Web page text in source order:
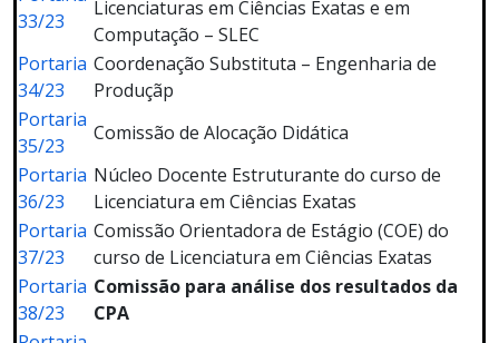
33/23
Licenciaturas em Ciências Exatas e em
Computação – SLEC
Portaria
34/23
Coordenação Substituta – Engenharia de
Produçãp
Portaria
35/23
Comissão de Alocação Didática
Portaria
36/23
Núcleo Docente Estruturante do curso de
Licenciatura em Ciências Exatas
Portaria
37/23
Comissão Orientadora de Estágio (COE) do
curso de Licenciatura em Ciências Exatas
Portaria
38/23
Comissão para análise dos resultados da
CPA